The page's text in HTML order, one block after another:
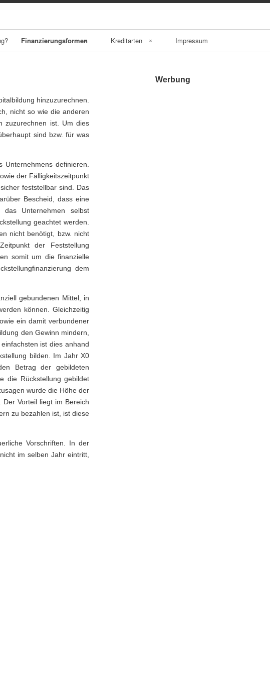
Finanzierungsformen
ierung
Kapitalerhöhungen
Kapitalerhöhung
bedingte
Kapitalerhöhung
genehmigte
Kapitalerhöhung
Subventionsfinanz
ierung
Kundenanzahlung
Lieferantenkredite
Leasing
Factoring
Interne
Kapitalbildung
Rückstellungsfin
Kreditarten Impressum
hinzuzurechnen.
nicht so wie die anderen
zuzurechnen ist. Um dies
sind bzw. für was
Unternehmens definieren.
der Fälligkeitszeitpunkt
feststellbar sind. Das
Bescheid, dass eine
Unternehmen selbst
geachtet werden.
nicht benötigt, bzw. nicht
der Feststellung
somit um die finanzielle
dem
gebundenen Mittel, in
können. Gleichzeitig
ein damit verbundener
den Gewinn mindern,
ist dies anhand
bilden. Im Jahr X0
Betrag der gebildeten
die Rückstellung gebildet
wurde die Höhe der
Vorteil liegt im Bereich
zu bezahlen ist, ist diese
Vorschriften. In der
im selben Jahr eintritt,
Werbung